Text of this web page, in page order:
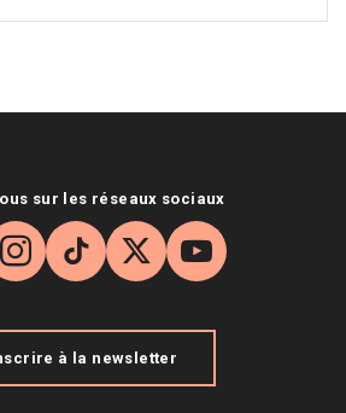
sur les réseaux sociaux
Instagram
TikTok
X YouTube
à la newsletter